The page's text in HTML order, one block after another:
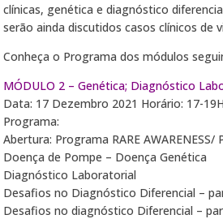
clínicas, genética e diagnóstico
serão ainda discutidos casos clínicos de
Conheça o Programa dos módulos
MÓDULO 2 – Genética; Diagnóstico
Data: 17 Dezembro 2021 Horário: 17-
Programa:
Abertura: Programa RARE AWARENESS/
Doença de Pompe – Doença Genética
Diagnóstico Laboratorial
Desafios no Diagnóstico Diferencial –
Desafios no diagnóstico Diferencial –